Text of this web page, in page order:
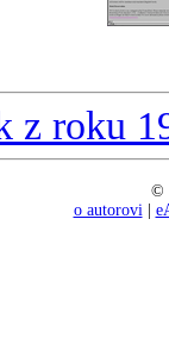
z roku
©
o autorovi|